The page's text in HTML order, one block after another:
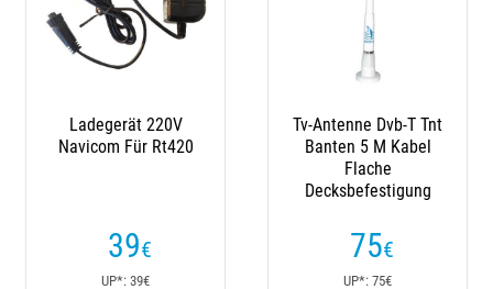
Ladegerät 220V
Für Rt420
Tv-Antenne Dvb-T Tnt
Banten 5 M Kabel
Decksbefestigung